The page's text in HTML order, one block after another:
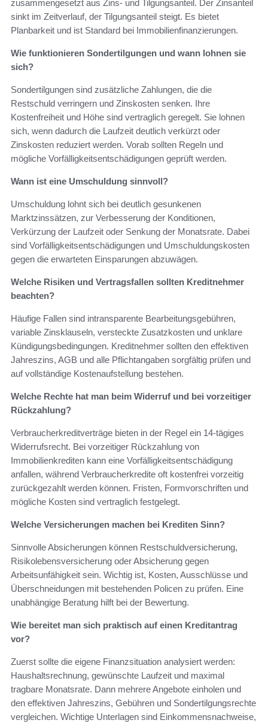
zusammengesetzt aus Zins- und Tilgungsanteil. Der Zinsanteil
sinkt im Zeitverlauf, der Tilgungsanteil steigt. Es bietet
Planbarkeit und ist Standard bei Immobilienfinanzierungen.
Wie funktionieren Sondertilgungen und wann lohnen sie
sich?
Sondertilgungen sind zusätzliche Zahlungen, die die
Restschuld verringern und Zinskosten senken. Ihre
Kostenfreiheit und Höhe sind vertraglich geregelt. Sie lohnen
sich, wenn dadurch die Laufzeit deutlich verkürzt oder
Zinskosten reduziert werden. Vorab sollten Regeln und
mögliche Vorfälligkeitsentschädigungen geprüft werden.
Wann ist eine Umschuldung sinnvoll?
Umschuldung lohnt sich bei deutlich gesunkenen
Marktzinssätzen, zur Verbesserung der Konditionen,
Verkürzung der Laufzeit oder Senkung der Monatsrate. Dabei
sind Vorfälligkeitsentschädigungen und Umschuldungskosten
gegen die erwarteten Einsparungen abzuwägen.
Welche Risiken und Vertragsfallen sollten Kreditnehmer
beachten?
Häufige Fallen sind intransparente Bearbeitungsgebühren,
variable Zinsklauseln, versteckte Zusatzkosten und unklare
Kündigungsbedingungen. Kreditnehmer sollten den effektiven
Jahreszins, AGB und alle Pflichtangaben sorgfältig prüfen und
auf vollständige Kostenaufstellung bestehen.
Welche Rechte hat man beim Widerruf und bei vorzeitiger
Rückzahlung?
Verbraucherkreditverträge bieten in der Regel ein 14-tägiges
Widerrufsrecht. Bei vorzeitiger Rückzahlung von
Immobilienkrediten kann eine Vorfälligkeitsentschädigung
anfallen, während Verbraucherkredite oft kostenfrei vorzeitig
zurückgezahlt werden können. Fristen, Formvorschriften und
mögliche Kosten sind vertraglich festgelegt.
Welche Versicherungen machen bei Krediten Sinn?
Sinnvolle Absicherungen können Restschuldversicherung,
Risikolebensversicherung oder Absicherung gegen
Arbeitsunfähigkeit sein. Wichtig ist, Kosten, Ausschlüsse und
Überschneidungen mit bestehenden Policen zu prüfen. Eine
unabhängige Beratung hilft bei der Bewertung.
Wie bereitet man sich praktisch auf einen Kreditantrag
vor?
Zuerst sollte die eigene Finanzsituation analysiert werden:
Haushaltsrechnung, gewünschte Laufzeit und maximal
tragbare Monatsrate. Dann mehrere Angebote einholen und
den effektiven Jahreszins, Gebühren und Sondertilgungsrechte
vergleichen. Wichtige Unterlagen sind Einkommensnachweise,